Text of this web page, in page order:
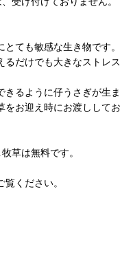
ても敏感な生き物です。
るだけでも大きなストレス
きるように仔うさぎが生ま
をお迎え時にお渡ししてお
草は無料です。
ください。